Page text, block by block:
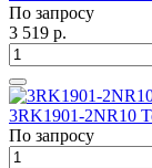
По запросу
3 519 р.
3RK1901-2NR10
По запросу